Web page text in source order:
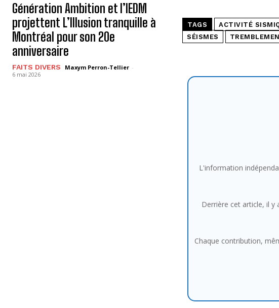
Génération Ambition et l’IEDM
projettent L’Illusion tranquille à
Montréal pour son 20e
anniversaire
FAITS DIVERS Maxym Perron-Tellier -
6 mai 2026
TAGS ACTIVITÉ
SÉISMES
L'information
Derrière cet article, il y
Chaque contribution,